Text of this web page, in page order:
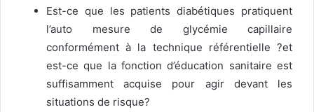
Est-ce que les patients diabétiques pratiquent
l’auto mesure de glycémie capillaire
conformément à la technique référentielle ?et
est-ce que la fonction d’éducation sanitaire est
suffisamment acquise pour agir devant les
situations de risque?